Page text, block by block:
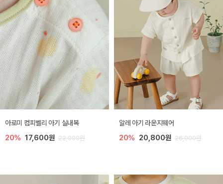
아로미 컴피벨리 아기 실내복
20% 17,600원 22,000원
알레 아기 라운지웨어
20% 20,800원 26,000원